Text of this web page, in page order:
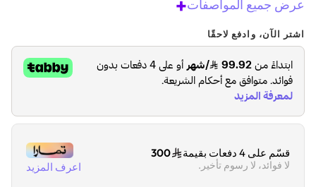
عرض جميع المواصفات+
اشتر الآن، وادفع لاحقًا
قسّم على 4 دفعات بقيمة 300
لا فوائد، لا رسوم تأخير. اعرف المزيد